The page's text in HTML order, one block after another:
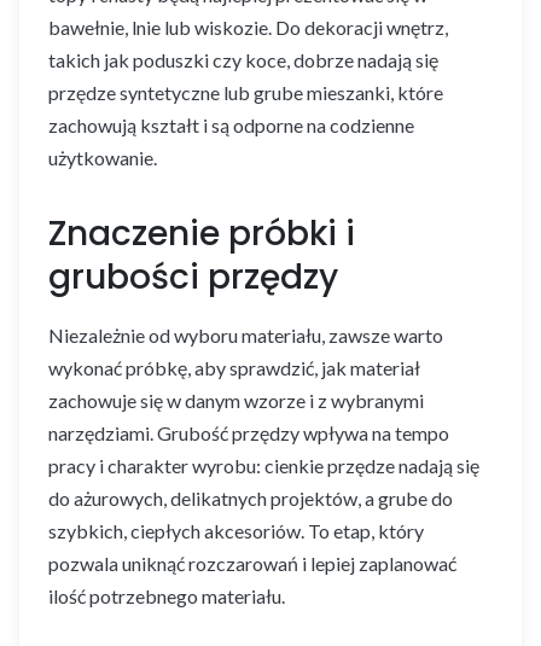
bawełnie, lnie lub wiskozie. Do dekoracji wnętrz,
takich jak poduszki czy koce, dobrze nadają się
przędze syntetyczne lub grube mieszanki, które
zachowują kształt i są odporne na codzienne
użytkowanie.
Znaczenie próbki i
grubości przędzy
Niezależnie od wyboru materiału, zawsze warto
wykonać próbkę, aby sprawdzić, jak materiał
zachowuje się w danym wzorze i z wybranymi
narzędziami. Grubość przędzy wpływa na tempo
pracy i charakter wyrobu: cienkie przędze nadają się
do ażurowych, delikatnych projektów, a grube do
szybkich, ciepłych akcesoriów. To etap, który
pozwala uniknąć rozczarowań i lepiej zaplanować
ilość potrzebnego materiału.